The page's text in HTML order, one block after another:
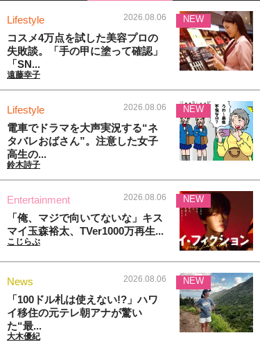
Lifestyle 2026.08.06
コスメ4万点を試した美容プロの
失敗談。「手の甲に塗って確認」
「SN...
遠藤幸子
NEW
Lifestyle 2026.08.06
電車でドラマを大声実況する“ネ
タバレおばさん”。注意した女子
高生の...
鈴木詩子
NEW
Entertainment 2026.08.06
「俺、マジで向いてないな」キス
マイ玉森裕太、TVer1000万再生...
こじらぶ
NEW
News 2026.08.06
「100ドル札は使えない!?」ハワ
イ移住の元テレ朝アナが驚い
た“最...
大木優紀
NEW